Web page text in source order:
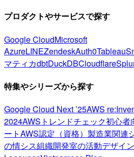
プロダクトやサービスで探す
Google CloudMicrosoft
AzureLINEZendeskAuth0Tableau
マティカdbtDuckDBCloudflare
特集やシリーズから探す
Google Cloud Next ’25AWS
2024AWSトレンドチェック初心者
ートAWS認定（資格） 製造業関連
の情シス組織開発室の活動デザイン